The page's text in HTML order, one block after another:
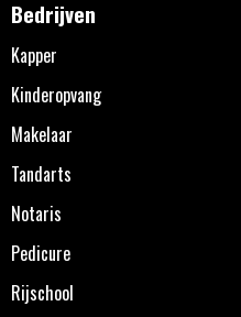
Bedrijven
Kapper
Kinderopvang
Makelaar
Tandarts
Notaris
Pedicure
Rijschool